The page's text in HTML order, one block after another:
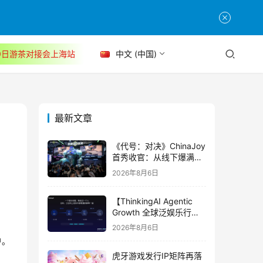
游茶对接会上海站 中文 (中国)
最新文章
《代号：对决》ChinaJoy
首秀收官：从线下爆满看
见玩家的真实期待
2026年8月6日
【ThinkingAI Agentic
Growth 全球泛娱乐行业
峰会】Agent 时代，人到
2026年8月6日
虎牙游戏发行IP矩阵再落